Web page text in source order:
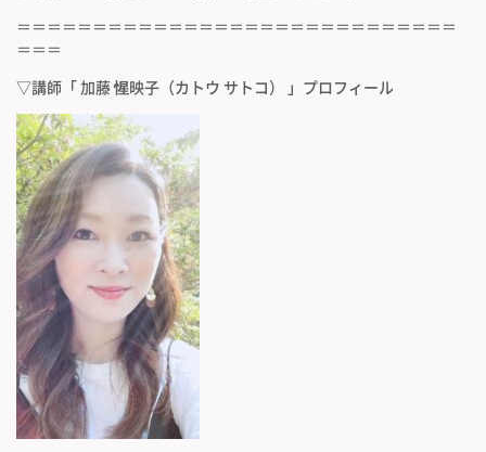
＝＝＝＝＝＝＝＝＝＝＝＝＝＝＝＝＝＝＝＝＝＝＝＝＝＝＝＝＝
＝＝＝
▽講師「 加藤 惺映子（カトウ サトコ） 」プロフィール